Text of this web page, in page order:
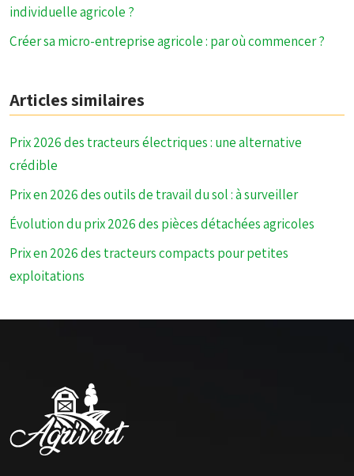
individuelle agricole ?
Créer sa micro-entreprise agricole : par où commencer ?
Articles similaires
Prix 2026 des tracteurs électriques : une alternative
crédible
Prix en 2026 des outils de travail du sol : à surveiller
Évolution du prix 2026 des pièces détachées agricoles
Prix en 2026 des tracteurs compacts pour petites
exploitations